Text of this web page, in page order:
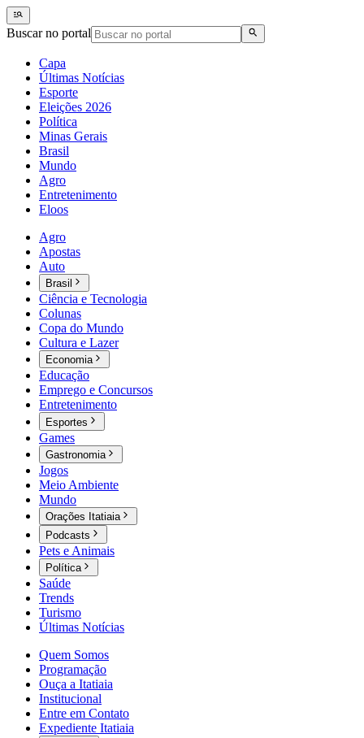
Buscar no portal
Capa
Últimas Notícias
Esporte
Eleições 2026
Política
Minas Gerais
Brasil
Mundo
Agro
Entretenimento
Eloos
Agro
Apostas
Auto
Brasil
Ciência e Tecnologia
Colunas
Copa do Mundo
Cultura e Lazer
Economia
Educação
Emprego e Concursos
Entretenimento
Esportes
Games
Gastronomia
Jogos
Meio Ambiente
Mundo
Orações Itatiaia
Podcasts
Pets e Animais
Política
Saúde
Trends
Turismo
Últimas Notícias
Quem Somos
Programação
Ouça a Itatiaia
Institucional
Entre em Contato
Expediente Itatiaia